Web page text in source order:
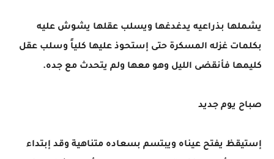
يشملها بذراعيه يدغدغها ويسلب عقلها يشوش عليه
بكلمات غزله المسكرة حتى إستحوذ عليها كلياً وسلب عقل
كليمها فأنقضى الليل وهو معها ولم يتحدث مع جده.
صباح يوم جديد
إستيقظ يفتح عيناه ويبتسم بسعاده متناهية وقد إبتداء